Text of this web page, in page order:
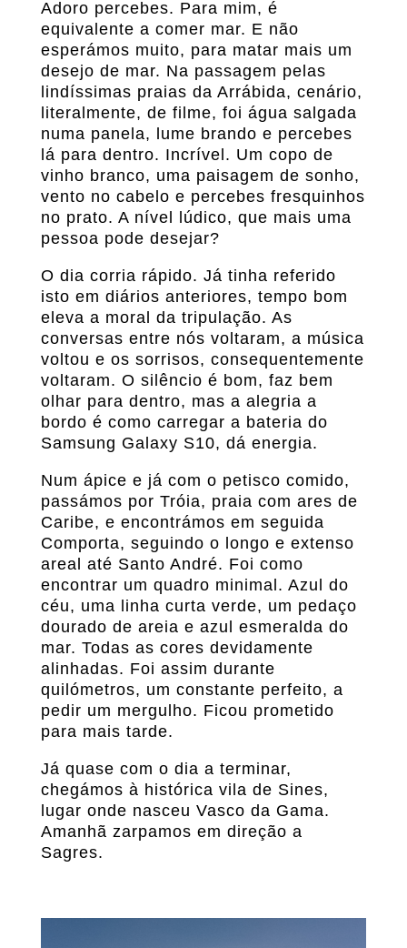
Adoro percebes. Para mim, é
equivalente a comer mar. E não
esperámos muito, para matar mais um
desejo de mar. Na passagem pelas
lindíssimas praias da Arrábida, cenário,
literalmente, de filme, foi água salgada
numa panela, lume brando e percebes
lá para dentro. Incrível. Um copo de
vinho branco, uma paisagem de sonho,
vento no cabelo e percebes fresquinhos
no prato. A nível lúdico, que mais uma
pessoa pode desejar?
O dia corria rápido. Já tinha referido
isto em diários anteriores, tempo bom
eleva a moral da tripulação. As
conversas entre nós voltaram, a música
voltou e os sorrisos, consequentemente
voltaram. O silêncio é bom, faz bem
olhar para dentro, mas a alegria a
bordo é como carregar a bateria do
Samsung Galaxy S10, dá energia.
Num ápice e já com o petisco comido,
passámos por Tróia, praia com ares de
Caribe, e encontrámos em seguida
Comporta, seguindo o longo e extenso
areal até Santo André. Foi como
encontrar um quadro minimal. Azul do
céu, uma linha curta verde, um pedaço
dourado de areia e azul esmeralda do
mar. Todas as cores devidamente
alinhadas. Foi assim durante
quilómetros, um constante perfeito, a
pedir um mergulho. Ficou prometido
para mais tarde.
Já quase com o dia a terminar,
chegámos à histórica vila de Sines,
lugar onde nasceu Vasco da Gama.
Amanhã zarpamos em direção a
Sagres.